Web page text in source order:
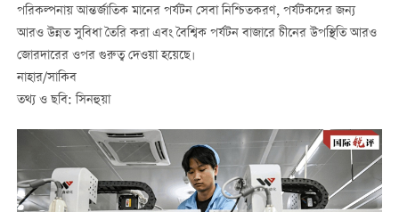
পরিকল্পনায় আন্তর্জাতিক মানের পর্যটন সেবা নিশ্চিতকরণ, পর্যটকদের জন্য
আরও উন্নত সুবিধা তৈরি করা এবং বৈশ্বিক পর্যটন বাজারে চীনের উপস্থিতি আরও
জোরদারের ওপর গুরুত্ব দেওয়া হয়েছে।
নাহার/সাকিব
তথ্য ও ছবি: সিনহুয়া